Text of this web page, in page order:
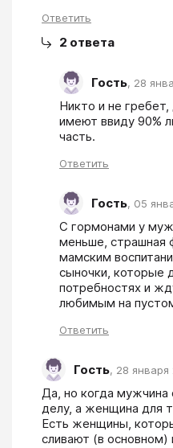
Ответить
2 ответа
Гость, 28
Никто и не
имеют ввиду 90%
часть.
Ответить
Гость, 05
С гормонами у
меньше, страшная
мамским
сыночки, которые
потребностях и
любимым на
Ответить
Гость, 28 января
Да, но когда
делу, а женщина для
Есть женщины,
сливают (в